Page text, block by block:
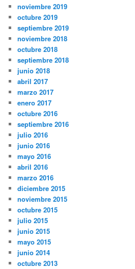
noviembre 2019
octubre 2019
septiembre 2019
noviembre 2018
octubre 2018
septiembre 2018
junio 2018
abril 2017
marzo 2017
enero 2017
octubre 2016
septiembre 2016
julio 2016
junio 2016
mayo 2016
abril 2016
marzo 2016
diciembre 2015
noviembre 2015
octubre 2015
julio 2015
junio 2015
mayo 2015
junio 2014
octubre 2013